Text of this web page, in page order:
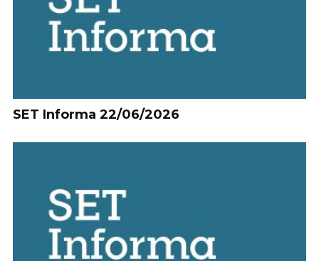
SET Informa 22/06/2026